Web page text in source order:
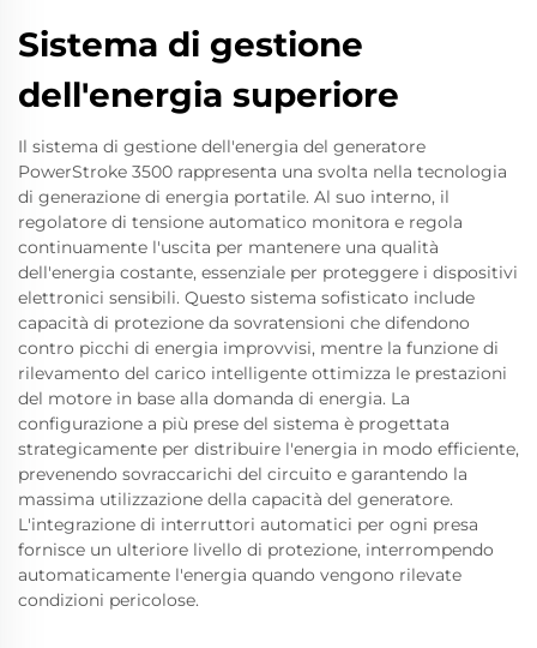
Sistema di gestione
dell'energia superiore
Il sistema di gestione dell'energia del generatore
PowerStroke 3500 rappresenta una svolta nella tecnologia
di generazione di energia portatile. Al suo interno, il
regolatore di tensione automatico monitora e regola
continuamente l'uscita per mantenere una qualità
dell'energia costante, essenziale per proteggere i dispositivi
elettronici sensibili. Questo sistema sofisticato include
capacità di protezione da sovratensioni che difendono
contro picchi di energia improvvisi, mentre la funzione di
rilevamento del carico intelligente ottimizza le prestazioni
del motore in base alla domanda di energia. La
configurazione a più prese del sistema è progettata
strategicamente per distribuire l'energia in modo efficiente,
prevenendo sovraccarichi del circuito e garantendo la
massima utilizzazione della capacità del generatore.
L'integrazione di interruttori automatici per ogni presa
fornisce un ulteriore livello di protezione, interrompendo
automaticamente l'energia quando vengono rilevate
condizioni pericolose.